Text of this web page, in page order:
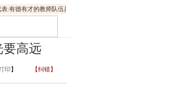
:有德有才的教师队伍是提高教育质量和水平的关键
高远
印 】 【纠错】